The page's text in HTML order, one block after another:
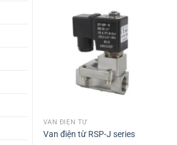
VAN ĐIỆN TỪ
Van điện từ RSP-J series